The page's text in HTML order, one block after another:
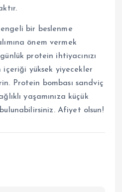
bir beslenme
önem vermek
protein ihtiyacınızı
içeriği yüksek yiyecekler
Protein bombası sandviç
yaşamınıza küçük
Afiyet olsun!